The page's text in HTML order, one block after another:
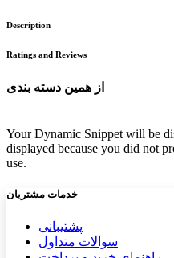
Description
Ratings and Reviews
از همین دسته بندی
Your Dynamic Snippet will be
displayed because you did not
use.
خدمات مشتریان
پشتیب​​انی
سوالات متداول